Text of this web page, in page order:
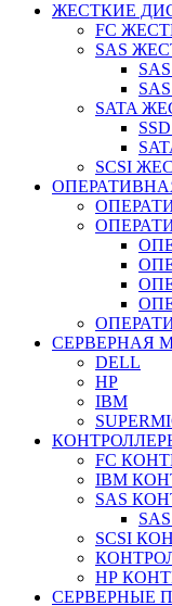
ЖЕСТКИЕ
FC
SAS
SATA
SCSI
СЕРВЕРНАЯ
DELL
HP
IBM
FC
IBM
SAS
SCSI
НР
СЕРВЕРНЫЕ